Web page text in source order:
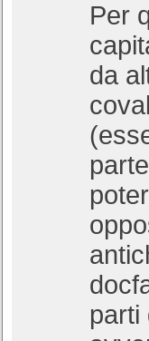
Per
da
parti